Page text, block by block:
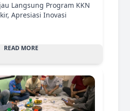
Langsung Program KKN
Apresiasi Inovasi
READ MORE